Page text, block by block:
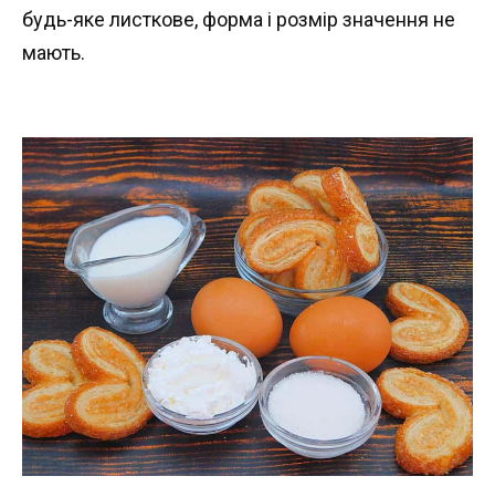
будь-яке листкове, форма і розмір значення не
мають.